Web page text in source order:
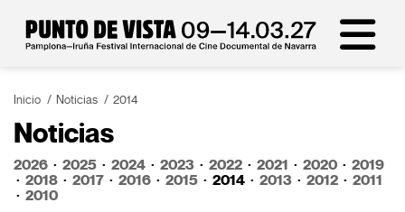
Inicio Noticias 2014
Noticias
2026 · 2025 · 2024 · 2023 · 2022 · 2021 · 2020 · 2019
· 2018 · 2017 · 2016 · 2015 · 2014 · 2013 · 2012 · 2011
· 2010